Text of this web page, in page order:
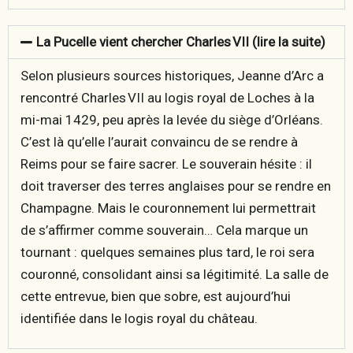
La Pucelle vient chercher Charles VII (lire la suite)
Selon plusieurs sources historiques, Jeanne d’Arc a
rencontré Charles VII au logis royal de Loches à la
mi-mai 1429, peu après la levée du siège d’Orléans.
C’est là qu’elle l’aurait convaincu de se rendre à
Reims pour se faire sacrer. Le souverain hésite : il
doit traverser des terres anglaises pour se rendre en
Champagne. Mais le couronnement lui permettrait
de s’affirmer comme souverain… Cela marque un
tournant : quelques semaines plus tard, le roi sera
couronné, consolidant ainsi sa légitimité. La salle de
cette entrevue, bien que sobre, est aujourd’hui
identifiée dans le logis royal du château.